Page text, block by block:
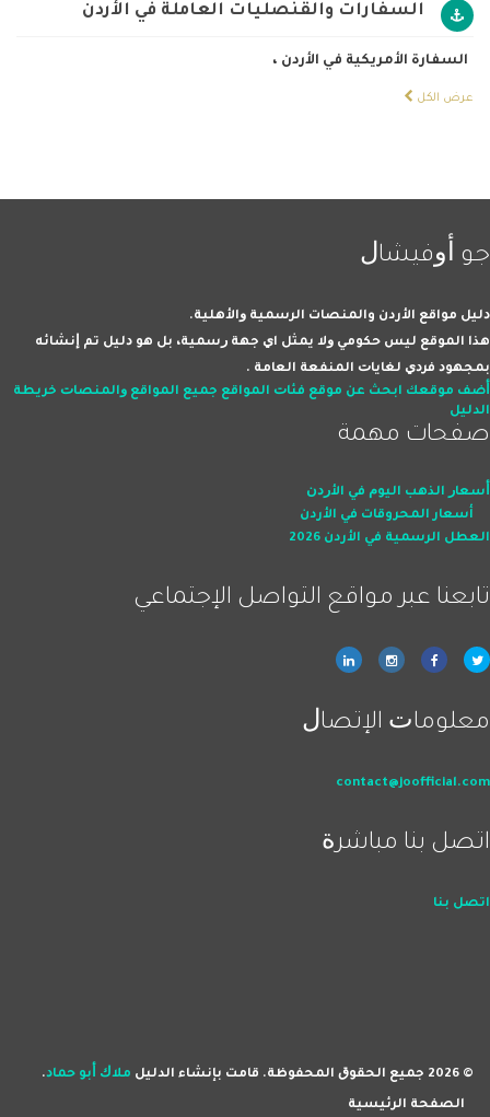
السفارات والقنصليات العاملة في الأردن
السفارة الأمريكية في الأردن ،
عرض الكل
ﺟﻮ ﺃﻭﻓﻴﺸﺎﻝ
ﺩﻟﻴﻞ مواقع الأردن والمنصات اﻟﺮﺳﻤﻴﺔ ﻭاﻷﻫﻠﻴﺔ.
ﻫﺬا اﻟﻤﻮﻗﻊ ﻟﻴﺲ ﺣﻜﻮﻣﻲ ﻭﻻ ﻳﻤﺜﻞ اﻱ ﺟﻬﺔ ﺭﺳﻤﻴﺔ، ﺑﻞ ﻫﻮ ﺩﻟﻴﻞ ﺗﻢ ﺇﻧﺸﺎﺋﻪ
ﺑﻤﺠﻬﻮﺩ ﻓﺮﺩﻱ ﻟﻐﺎﻳﺎﺕ اﻟﻤﻨﻔﻌﺔ اﻟﻌﺎﻣﺔ .
ﺃﺿﻒ ﻣﻮﻗﻌﻚ اﺑﺤﺚ ﻋﻦ ﻣﻮﻗﻊ ﻓﺌﺎﺕ اﻟﻤﻮاﻗﻊ ﺟﻤﻴﻊ اﻟﻤﻮاﻗﻊ ﻭاﻟﻤﻨﺼﺎﺕ ﺧﺮﻳﻄﺔ
اﻟﺪﻟﻴﻞ
صفحات ﻣﻬﻤﺔ
ﺃﺳﻌﺎﺭ اﻟﺬﻫﺐ اﻟﻴﻮﻡ ﻓﻲ اﻷﺭﺩﻥ
أسعار المحروقات في الأردن
العطل الرسمية في الأردن 2026
ﺗﺎﺑﻌﻨﺎ ﻋﺒﺮ ﻣﻮاﻗﻊ اﻟﺘﻮاﺻﻞ اﻹﺟﺘﻤﺎﻋﻲ
ﻣﻌﻠﻮﻣﺎﺕ اﻹﺗﺼﺎﻝ
contact@joofficial.com
اﺗﺼﻞ ﺑﻨﺎ ﻣﺒﺎﺷﺮﺓ
اﺗﺼﻞ ﺑﻨﺎ
© 2026 ﺟﻤﻴﻊ اﻟﺤﻘﻮﻕ اﻟﻤﺤﻔﻮﻇﺔ. ﻗﺎﻣﺖ ﺑﺈﻧﺸﺎء اﻟﺪﻟﻴﻞ ﻣﻼﻙ ﺃﺑﻮ ﺣﻤﺎﺩ.
اﻟﺼﻔﺤﺔ اﻟﺮﺋﻴﺴﻴﺔ